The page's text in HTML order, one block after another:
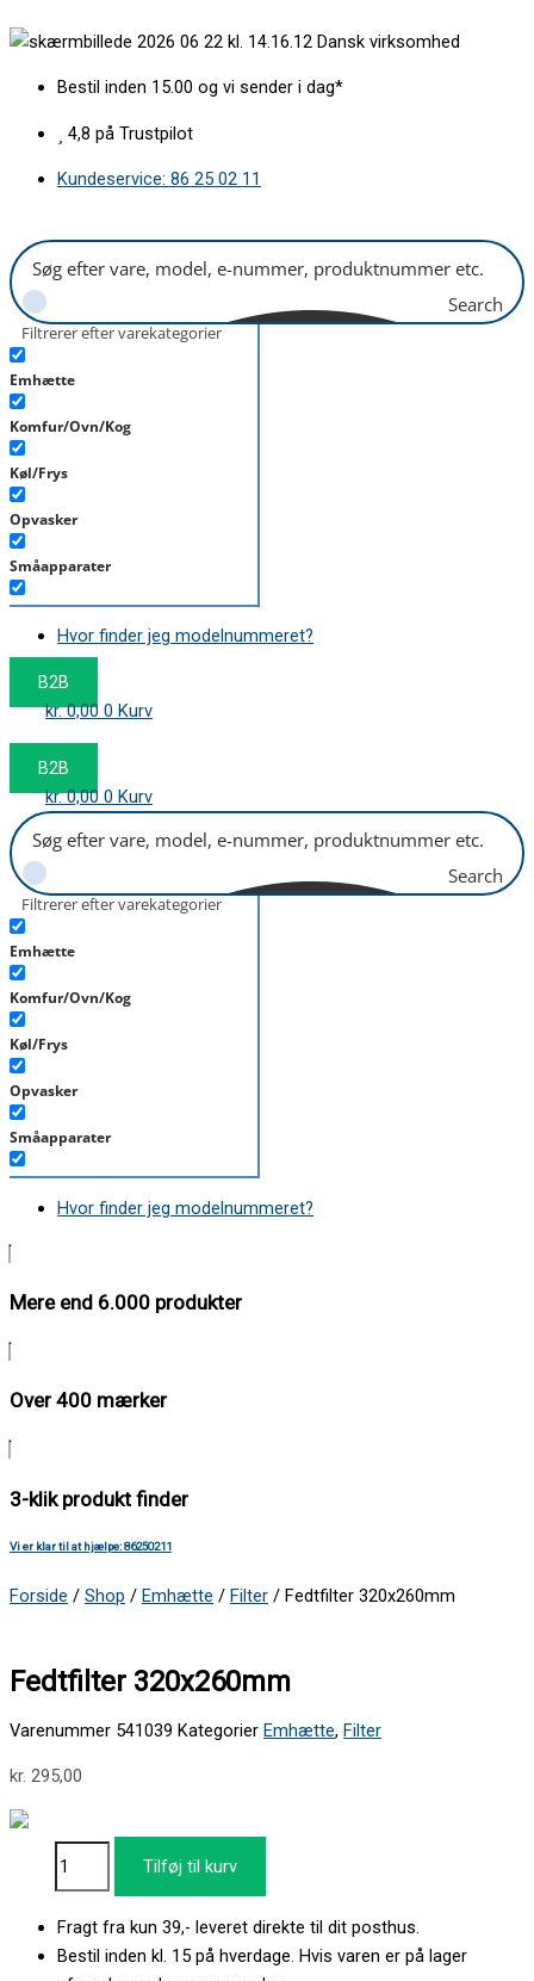
til
Dansk virksomhed
Bestil inden 15.00 og vi sender i dag*
4,8 på Trustpilot
Kundeservice: 86 25 02 11
Search
Filtrerer efter varekategorier
Emhætte
Komfur/Ovn/Kog
Køl/Frys
Opvasker
Småapparater
Støvsuger
Tørretumbler
Tilbehør/Plejemidler
Hvor finder jeg modelnummeret?
B2B
kr.0,00 0 Kurv
B2B
kr.0,00 0 Kurv
Search
Filtrerer efter varekategorier
Emhætte
Komfur/Ovn/Kog
Køl/Frys
Opvasker
Småapparater
Støvsuger
Hvor finder jeg modelnummeret?
Mere end 6.000 produkter
Over 400 mærker
3-klik produkt finder
Vi er klar til at hjælpe: 86250211
Forside / Shop / Emhætte / Filter / Fedtfilter 320x260mm
Fedtfilter 320x260mm
Varenummer 541039 Kategorier Emhætte, Filter
kr. 295,00
320x260mm
Tilføj til kurv
Fragt fra kun 39,- leveret direkte til dit posthus.
Bestil inden kl. 15 på hverdage. Hvis varen er på lager